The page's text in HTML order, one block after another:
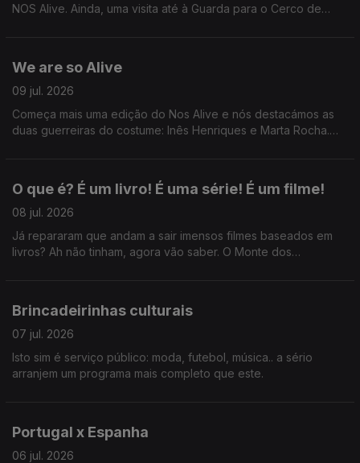
NOS Alive. Ainda, uma visita até à Guarda para o Cerco de
We are so Alive
09 jul. 2026
Começa mais uma edição do Nos Alive e nós destacámos as
duas guerreiras do costume: Inês Henriques e Marta Rocha.
O que é? É um livro! É uma série! É um filme!
08 jul. 2026
Já repararam que andam a sair imensos filmes baseados em
livros? Ah não tinham, agora vão saber. O Monte dos
Brincadeirinhas culturais
07 jul. 2026
Isto sim é serviço público: moda, futebol, música.. a sério
arranjem um programa mais completo que este.
Portugal x Espanha
06 jul. 2026